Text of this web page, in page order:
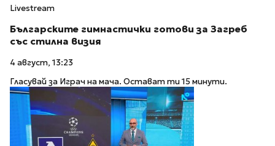
Livestream
Българските гимнастички готови за Загреб
със стилна визия
4 август, 13:23
Гласувай за Играч на мача. Остават ти 15 минути.